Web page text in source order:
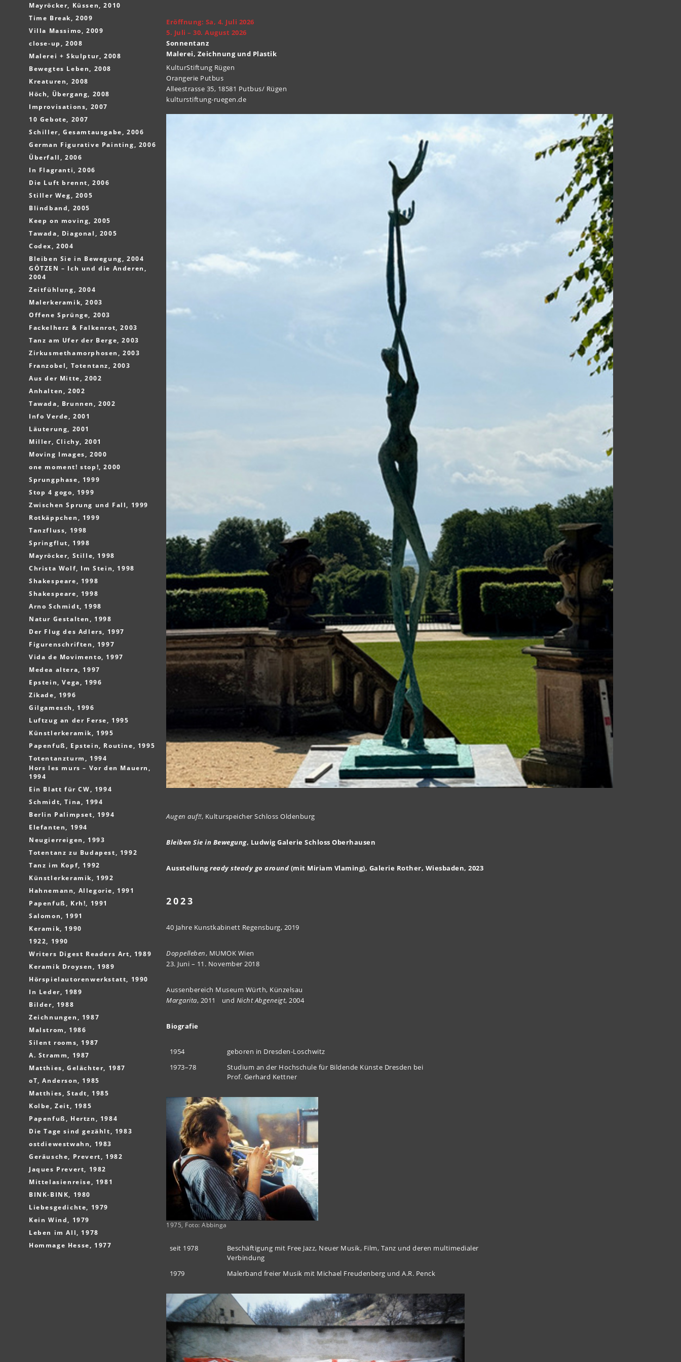
Mayröcker, Küssen, 2010
Time Break, 2009
Villa Massimo, 2009
close-up, 2008
Malerei + Skulptur, 2008
Bewegtes Leben, 2008
Kreaturen, 2008
Höch, Übergang, 2008
Improvisations, 2007
10 Gebote, 2007
Schiller, Gesamtausgabe, 2006
German Figurative Painting, 2006
Überfall, 2006
In Flagranti, 2006
Die Luft brennt, 2006
Stiller Weg, 2005
Blindband, 2005
Keep on moving, 2005
Tawada, Diagonal, 2005
Codex, 2004
Bleiben Sie in Bewegung, 2004
GÖTZEN – Ich und die Anderen,
2004
Zeitfühlung, 2004
Malerkeramik, 2003
Offene Sprünge, 2003
Fackelherz & Falkenrot, 2003
Tanz am Ufer der Berge, 2003
Zirkusmethamorphosen, 2003
Franzobel, Totentanz, 2003
Aus der Mitte, 2002
Anhalten, 2002
Tawada, Brunnen, 2002
Info Verde, 2001
Läuterung, 2001
Miller, Clichy, 2001
Moving Images, 2000
one moment! stop!, 2000
Sprungphase, 1999
Stop 4 gogo, 1999
Zwischen Sprung und Fall, 1999
Rotkäppchen, 1999
Tanzfluss, 1998
Springflut, 1998
Mayröcker, Stille, 1998
Christa Wolf, Im Stein, 1998
Shakespeare, 1998
Shakespeare, 1998
Arno Schmidt, 1998
Natur Gestalten, 1998
Der Flug des Adlers, 1997
Figurenschriften, 1997
Vida de Movimento, 1997
Medea altera, 1997
Epstein, Vega, 1996
Zikade, 1996
Gilgamesch, 1996
Luftzug an der Ferse, 1995
Künstlerkeramik, 1995
Papenfuß, Epstein, Routine, 1995
Totentanzturm, 1994
Hors les murs – Vor den Mauern,
1994
Ein Blatt für CW, 1994
Schmidt, Tina, 1994
Berlin Palimpset, 1994
Elefanten, 1994
Neugierreigen, 1993
Totentanz zu Budapest, 1992
Tanz im Kopf, 1992
Künstlerkeramik, 1992
Hahnemann, Allegorie, 1991
Papenfuß, Krh!, 1991
Salomon, 1991
Keramik, 1990
1922, 1990
Writers Digest Readers Art, 1989
Keramik Droysen, 1989
Hörspielautorenwerkstatt, 1990
In Leder, 1989
Bilder, 1988
Zeichnungen, 1987
Malstrom, 1986
Silent rooms, 1987
A. Stramm, 1987
Matthies, Gelächter, 1987
oT, Anderson, 1985
Matthies, Stadt, 1985
Kolbe, Zeit, 1985
Papenfuß, Hertzn, 1984
Die Tage sind gezählt, 1983
ostdiewestwahn, 1983
Geräusche, Prevert, 1982
Jaques Prevert, 1982
Mittelasienreise, 1981
BINK-BINK, 1980
Liebesgedichte, 1979
Kein Wind, 1979
Leben im All, 1978
Hommage Hesse, 1977
Eröffnung: Sa, 4. Juli 2026
5. Juli – 30. August 2026
Sonnentanz
Malerei, Zeichnung und Plastik
KulturStiftung Rügen
Orangerie Putbus
Alleestrasse 35, 18581 Putbus/ Rügen
kulturstiftung-ruegen.de
Augen auf!!, Kulturspeicher Schloss Oldenburg
Bleiben Sie in Bewegung, Ludwig Galerie Schloss Oberhausen
Ausstellungready steady go around (mit Miriam Vlaming), Galerie Rother, Wiesbaden, 2023
2023
40 Jahre Kunstkabinett Regensburg, 2019
Doppelleben, MUMOK Wien
23. Juni – 11. November 2018
Aussenbereich Museum Würth, Künzelsau
Margarita, 2011 und Nicht Abgeneigt, 2004
Biografie
1954
geboren in Dresden-Loschwitz
1973–78
Studium an der Hochschule für Bildende Künste Dresden bei
Prof. Gerhard Kettner
1975, Foto: Abbinga
seit 1978
Beschäftigung mit Free Jazz, Neuer Musik, Film, Tanz und deren multimedialer
Verbindung
1979
Malerband freier Musik mit Michael Freudenberg und A.R. Penck